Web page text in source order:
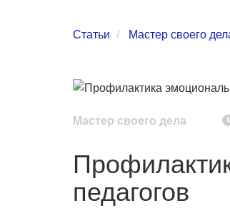
Статьи Мастер своего
Мастер своего дела
педагогов